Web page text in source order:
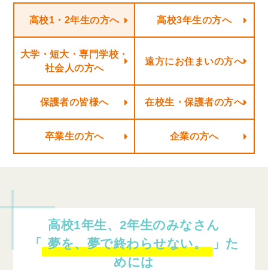
高校1・2年生の方へ 高校3年生の方へ
大学・短大・専門学校・
社会人の方へ
遠方にお住まいの方へ
保護者の皆様へ 在校生・保護者の方へ
卒業生の方へ 企業の方へ
高校1年生、2年生のみなさん
「 夢を、夢で終わらせない。
」た
めには